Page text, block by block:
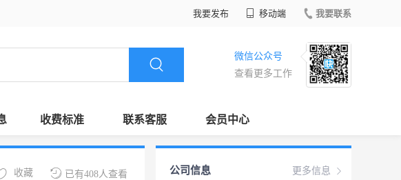
我要发布 移动端 我要联系
微信公众号
查看更多工作
收费标准 联系客服 会员中心
已有408人查看
收藏 更多信息
公司信息